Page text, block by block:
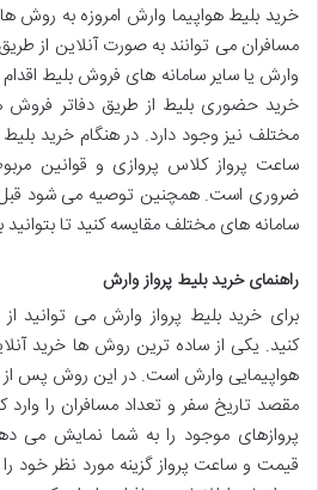
خرید بلیط هواپیما وارش امروزه به روش
مسافران می توانند به صورت آنلاین از
وارش یا سایر سامانه های فروش بلیط
خرید حضوری بلیط از طریق دفاتر فروش
مختلف نیز وجود دارد. در هنگام خرید
ساعت پرواز کلاس پروازی و قوانین
ضروری است. همچنین توصیه می شود قبل
سامانه های مختلف مقایسه کنید تا بتوانید
راهنمای خرید بلیط پرواز وارش
برای خرید بلیط پرواز وارش می توانید
کنید. یکی از ساده ترین روش ها خرید
هواپیمایی وارش است. در این روش پس از
مقصد تاریخ سفر و تعداد مسافران را
پروازهای موجود را به شما نمایش می
قیمت و ساعت پرواز گزینه مورد نظر خود